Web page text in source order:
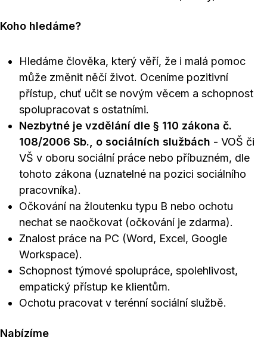
Koho hledáme?
Hledáme člověka, který věří, že i malá pomoc
může změnit něčí život. Oceníme pozitivní
přístup, chuť učit se novým věcem a schopnost
spolupracovat s ostatními.
Nezbytné je vzdělání dle § 110 zákona č.
108/2006 Sb., o sociálních službách - VOŠ či
VŠ v oboru sociální práce nebo příbuzném, dle
tohoto zákona (uznatelné na pozici sociálního
pracovníka).
Očkování na žloutenku typu B nebo ochotu
nechat se naočkovat (očkování je zdarma).
Znalost práce na PC (Word, Excel, Google
Workspace).
Schopnost týmové spolupráce, spolehlivost,
empatický přístup ke klientům.
Ochotu pracovat v terénní sociální službě.
Nabízíme